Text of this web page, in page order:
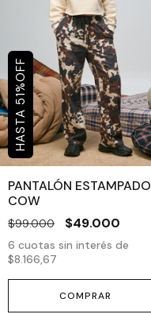
51
%
OFF
PANTALÓN ESTAMPADO
COW
$99.000 $49.000
6 cuotas sin interés de
$8.166,67
COMPRAR